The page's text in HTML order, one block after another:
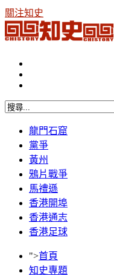
關注知史
龍門石窟
黨爭
黃州
鴉片戰爭
馬禮遜
香港開埠
香港通志
香港足球
">首頁
知史專題